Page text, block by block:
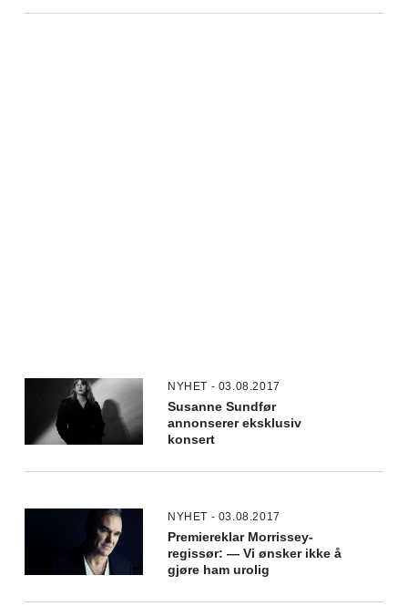
NYHET - 03.08.2017
Susanne Sundfør
annonserer eksklusiv
konsert
NYHET - 03.08.2017
Premiereklar Morrissey-
regissør: — Vi ønsker ikke å
gjøre ham urolig